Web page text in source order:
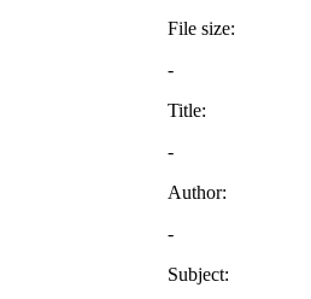
File size:
-
Title:
-
Author:
-
Subject: